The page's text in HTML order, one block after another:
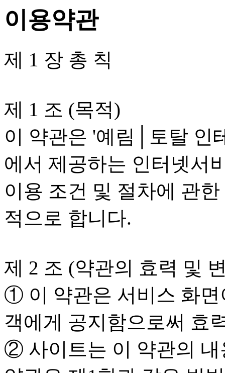
이용약관
제 1 장 총 칙
제 1 조 (목적)
이 약관은 '예림│토탈 인
에서 제공하는 인터넷서
이용 조건 및 절차에 관
적으로 합니다.
제 2 조 (약관의 효력 및
① 이 약관은 서비스 화면
객에게 공지함으로써 효
② 사이트는 이 약관의 내